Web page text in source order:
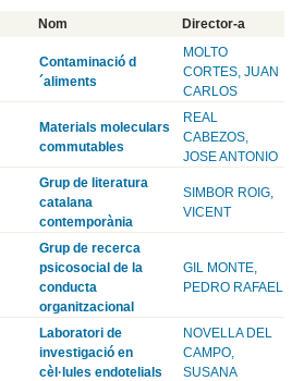
Nom Director-a
Contaminació d
´aliments
MOLTO
CORTES, JUAN
CARLOS
Materials moleculars
commutables
REAL
CABEZOS,
JOSE ANTONIO
Grup de literatura
catalana
contemporània
SIMBOR ROIG,
VICENT
Grup de recerca
psicosocial de la
conducta
organitzacional
GIL MONTE,
PEDRO RAFAEL
Laboratori de
investigació en
cèl·lules endotelials
NOVELLA DEL
CAMPO,
SUSANA